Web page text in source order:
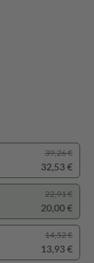
39,26 €
32,53 €
22,91 €
20,00 €
14,52 €
13,93 €